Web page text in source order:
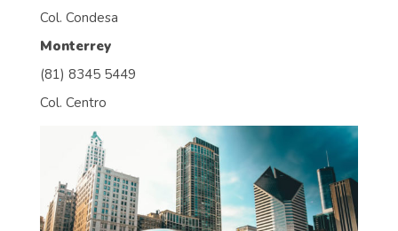
Col. Condesa
Monterrey
(81) 8345 5449
Col. Centro